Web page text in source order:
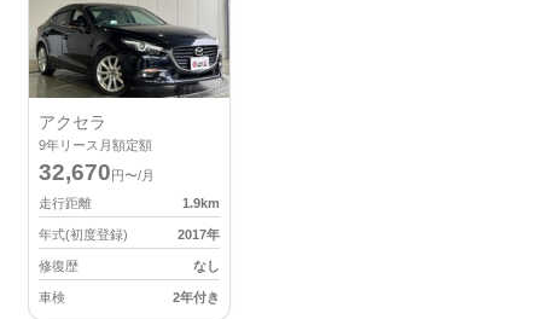
アクセラ
9年リース月額定額
32,670円〜/月
走行距離
1.9km
年式(初度登録) 2017年
修復歴 なし
車検 2年付き